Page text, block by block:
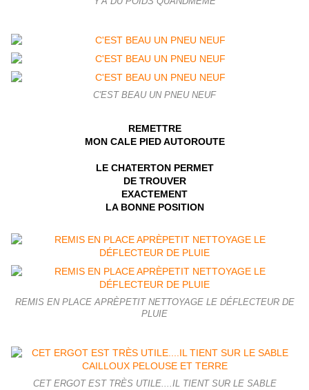
C'EST BEAU UN PNEU NEUF
REMETTRE
MON CALE PIED AUTOROUTE
LE CHATERTON PERMET
DE TROUVER
EXACTEMENT
LA BONNE POSITION
REMIS EN PLACE APRÈPETIT NETTOYAGE LE DÉFLECTEUR DE
PLUIE
CET ERGOT EST TRÈS UTILE....IL TIENT SUR LE SABLE